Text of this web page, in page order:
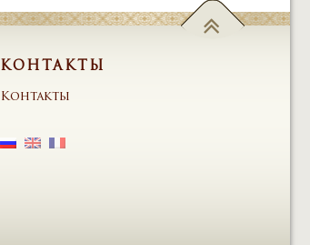
КОНТАКТЫ
Контакты